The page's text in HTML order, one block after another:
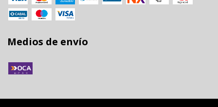
Medios de envío